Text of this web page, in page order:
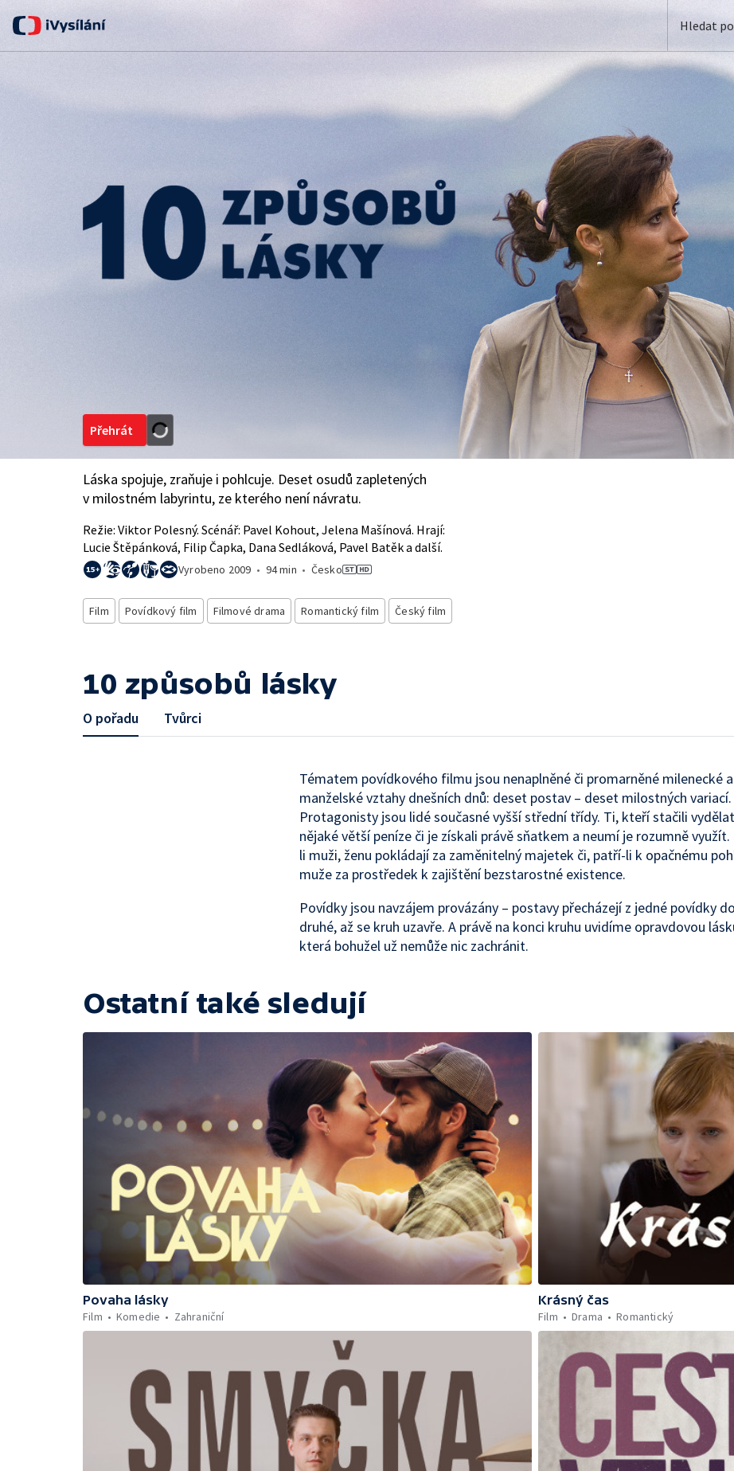
Přehrát
Láska spojuje, zraňuje i pohlcuje. Deset osudů zapletených
v milostném labyrintu, ze kterého není návratu.
Režie: Viktor Polesný. Scénář: Pavel Kohout, Jelena Mašínová. Hrají:
Lucie Štěpánková, Filip Čapka, Dana Sedláková, Pavel Batěk a další.
Vyrobeno 2009 • 94 min • Česko
Film Povídkový film Filmové drama Romantický film Český film
10 způsobů lásky
O pořadu Tvůrci
Tématem povídkového filmu jsou nenaplněné či promarněné milenecké a
manželské vztahy dnešních dnů: deset postav – deset milostných variací.
Protagonisty jsou lidé současné vyšší střední třídy. Ti, kteří stačili vydělat
nějaké větší peníze či je získali právě sňatkem a neumí je rozumně využít.
li muži, ženu pokládají za zaměnitelný majetek či, patří-li k opačnému
muže za prostředek k zajištění bezstarostné existence.
Povídky jsou navzájem provázány – postavy přecházejí z jedné povídky do
druhé, až se kruh uzavře. A právě na konci kruhu uvidíme opravdovou
která bohužel už nemůže nic zachránit.
Ostatní také sledují
Povaha lásky
Film
Komedie Zahraniční
Krásný čas
Film
Drama Romantický